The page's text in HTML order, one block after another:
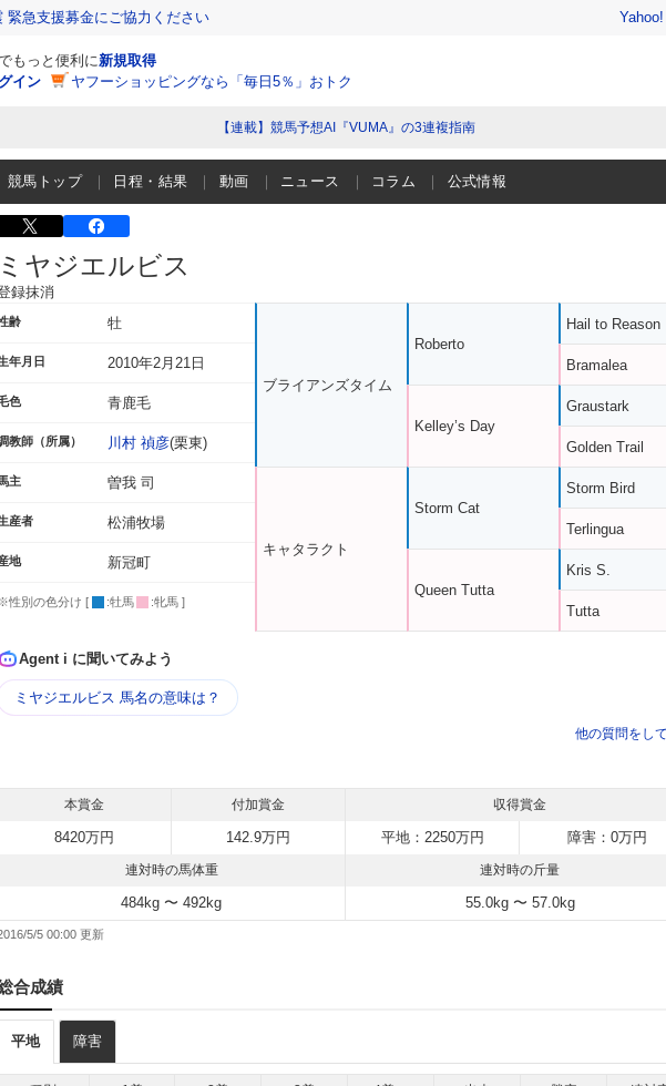
緊急支援募金にご協力ください
でもっと便利に新規取得
イン
ヤフーショッピングなら「毎日5％」おトク
【連載】競馬予想AI『VUMA』の3連複指南
競馬トップ 日程・結果 動画 ニュース コラム 公式情報
ミヤジエルビス
録抹消
齢 牡
年月日 2010年2月21日
色 青鹿毛
教師（所属） 川村 禎彦(栗東)
主 曽我 司
産者 松浦牧場
地 新冠町
性別の色分け [ :牡馬 :牝馬 ]
ブライアンズタイム
キャタラクト
Roberto
Kelley’s Day
Storm Cat
Queen Tutta
Hail to Reason
Bramalea
Graustark
Golden Trail
Storm Bird
Terlingua
Kris S.
Tutta
Agent i に聞いてみよう
ミヤジエルビス 馬名の意味は？
他の質問をし
本賞金 付加賞金 収得賞金
8420万円 142.9万円 平地：2250万円 障害：0万円
連対時の馬体重 連対時の斤量
484kg 〜 492kg 55.0kg 〜 57.0kg
5/5 00:00
合成績
平地 障害